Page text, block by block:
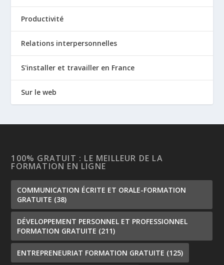
Productivité
Relations interpersonnelles
S'installer et travailler en France
Sur le web
100% GRATUIT : LE MEILLEUR DE LA
FORMATION EN LIGNE
COMMUNICATION ÉCRITE ET ORALE-FORMATION
GRATUITE (38)
DÉVELOPPEMENT PERSONNEL ET PROFESSIONNEL
FORMATION GRATUITE (211)
ENTREPRENEURIAT FORMATION GRATUITE (125)